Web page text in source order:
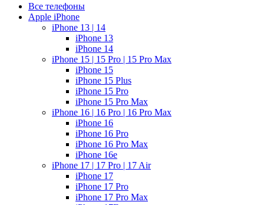
Все телефоны
Apple iPhone
iPhone 13 | 14
iPhone 13
iPhone 14
iPhone 15 | 15 Pro | 15 Pro Max
iPhone 15
iPhone 15 Plus
iPhone 15 Pro
iPhone 15 Pro Max
iPhone 16 | 16 Pro | 16 Pro Max
iPhone 16
iPhone 16 Pro
iPhone 16 Pro Max
iPhone 16e
iPhone 17 | 17 Pro | 17 Air
iPhone 17
iPhone 17 Pro
iPhone 17 Pro Max